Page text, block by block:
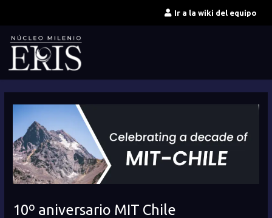
contenido
Ir a la wiki del equipo
10º aniversario MIT Chile